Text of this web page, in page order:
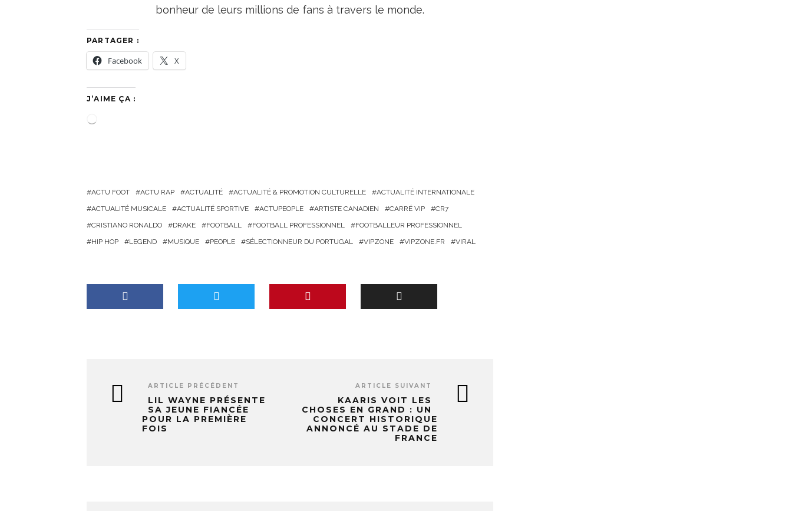
bonheur de leurs millions de fans à travers le monde.
PARTAGER :
Facebook X
J’AIME ÇA :
…
ACTU FOOT ACTU RAP ACTUALITÉ ACTUALITÉ & PROMOTION CULTURELLE
ACTUALITÉ INTERNATIONALE
ACTUALITÉ MUSICALE
ACTUALITÉ SPORTIVE ACTUPEOPLE ARTISTE CANADIEN CARRÉ VIP
CR7
CRISTIANO RONALDO
DRAKE FOOTBALL FOOTBALL PROFESSIONNEL
FOOTBALLEUR PROFESSIONNEL
HIP HOP
LEGEND MUSIQUE PEOPLE SÉLECTIONNEUR DU PORTUGAL VIPZONE VIPZONE.FR VIRAL
ARTICLE PRÉCÉDENT
LIL WAYNE PRÉSENTE
SA JEUNE FIANCÉE
POUR LA PREMIÈRE
FOIS
ARTICLE SUIVANT
KAARIS VOIT LES
CHOSES EN GRAND : UN
CONCERT HISTORIQUE
ANNONCÉ AU STADE DE
FRANCE